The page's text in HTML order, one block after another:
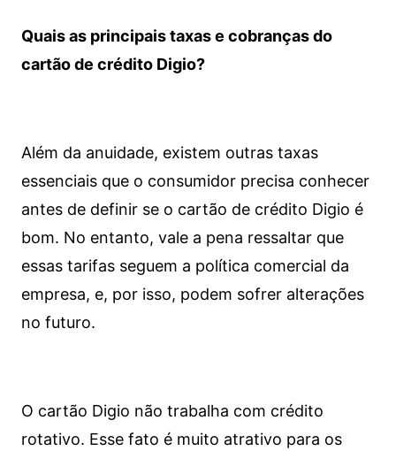
Quais as principais taxas e cobranças do
cartão de crédito Digio?
Além da anuidade, existem outras taxas
essenciais que o consumidor precisa conhecer
antes de definir se o cartão de crédito Digio é
bom. No entanto, vale a pena ressaltar que
essas tarifas seguem a política comercial da
empresa, e, por isso, podem sofrer alterações
no futuro.
O cartão Digio não trabalha com crédito
rotativo. Esse fato é muito atrativo para os